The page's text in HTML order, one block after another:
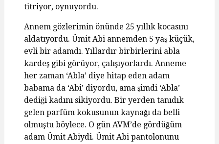
titriyor, oynuyordu.
Annem gözlerimin önünde 25 yıllık kocasını
aldatıyordu. Ümit Abi annemden 5 yaş küçük,
evli bir adamdı. Yıllardır birbirlerini abla
kardeş gibi görüyor, çalışıyorlardı. Anneme
her zaman ‘Abla’ diye hitap eden adam
babama da ‘Abi’ diyordu, ama şimdi ‘Abla’
dediği kadını sikiyordu. Bir yerden tanıdık
gelen parfüm kokusunun kaynağı da belli
olmuştu böylece. O gün AVM’de gördüğüm
adam Ümit Abiydi. Ümit Abi pantolonunu